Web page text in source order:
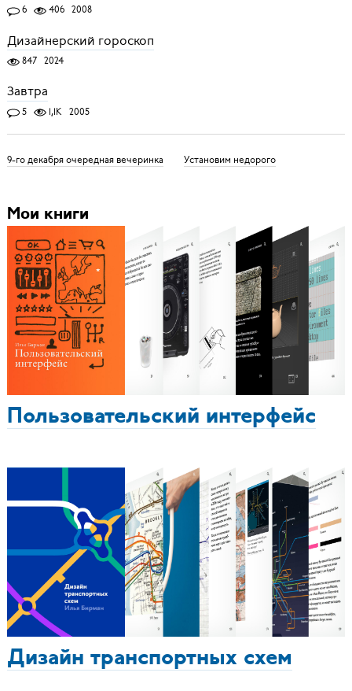
6 406 2008
Дизайнерский гороскоп
847 2024
Завтра
5 1,1K 2005
9-го декабря очередная вечеринка Установим недорого
Мои книги
Пользовательский интерфейс
Дизайн транспортных схем